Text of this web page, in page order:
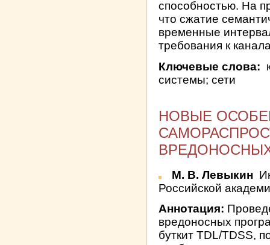
способностью. На
что сжатие
временные
требования к
Ключевые слова:
системы; сети
НОВЫЕ
М. В. Левыкин
Российской
Аннотация:
вредоносных
буткит TDL/TDSS,